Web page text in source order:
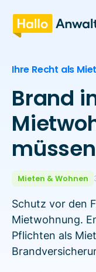
Ihre Recht als
Brand
Mieten & Wohnen
Schutz vor den
Mietwohnung.
Pflichten als